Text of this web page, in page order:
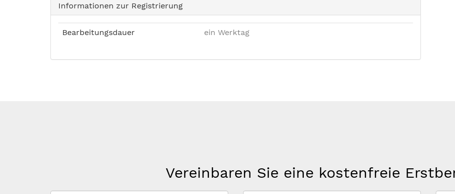
Informationen zur Registrierung
Bearbeitungsdauer ein Werktag
Vereinbaren Sie eine kostenfreie